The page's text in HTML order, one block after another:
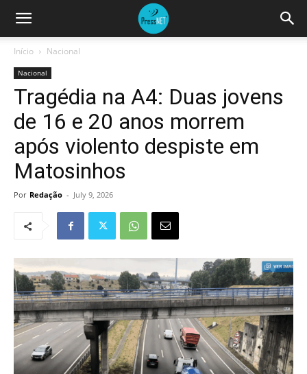
Início Nacional
Nacional
Tragédia na A4: Duas jovens
de 16 e 20 anos morrem
após violento despiste em
Matosinhos
Por Redação - July 9, 2026